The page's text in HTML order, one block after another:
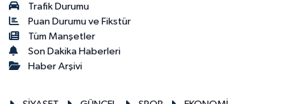
Trafik Durumu
Puan Durumu ve Fikstür
Tüm Manşetler
Son Dakika Haberleri
Haber Arşivi